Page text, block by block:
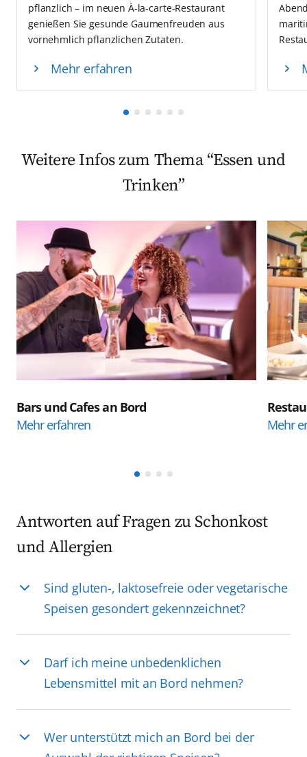
pflanzlich – im neuen À-la-carte-Restaurant
genießen Sie gesunde Gaumenfreuden aus
vornehmlich pflanzlichen Zutaten.
Mehr erfahren
Weitere Infos zum Thema “Essen und
Trinken”
Bars und Cafes an Bord
Mehr erfahren
Mehr
Antworten auf Fragen zu Schonkost
und Allergien
Sind gluten-, laktosefreie oder vegetarische
Speisen gesondert gekennzeichnet?
Darf ich meine unbedenklichen
Lebensmittel mit an Bord nehmen?
Wer unterstützt mich an Bord bei der